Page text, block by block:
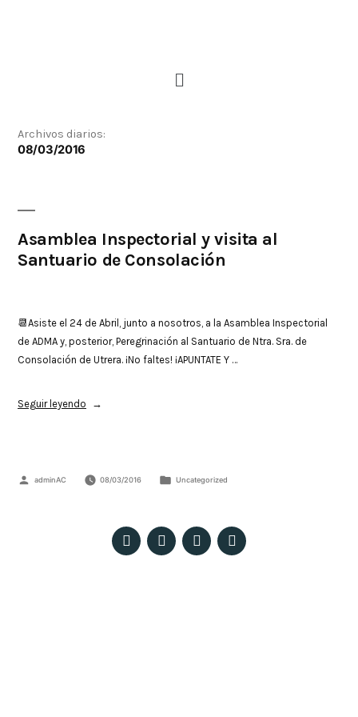
Archivos diarios:
08/03/2016
Asamblea Inspectorial y visita al
Santuario de Consolación
📆Asiste el 24 de Abril, junto a nosotros, a la Asamblea Inspectorial
de ADMA y, posterior, Peregrinación al Santuario de Ntra. Sra. de
Consolación de Utrera. ¡No faltes! ¡APUNTATE Y …
Seguir leyendo
adminAC 08/03/2016 Uncategorized